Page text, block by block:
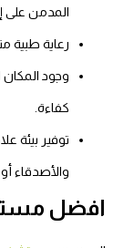
المدمن على
رعاية طبية
وجود المكان
كفاءة.
توفير بيئة
والأصدقاء أو
افضل